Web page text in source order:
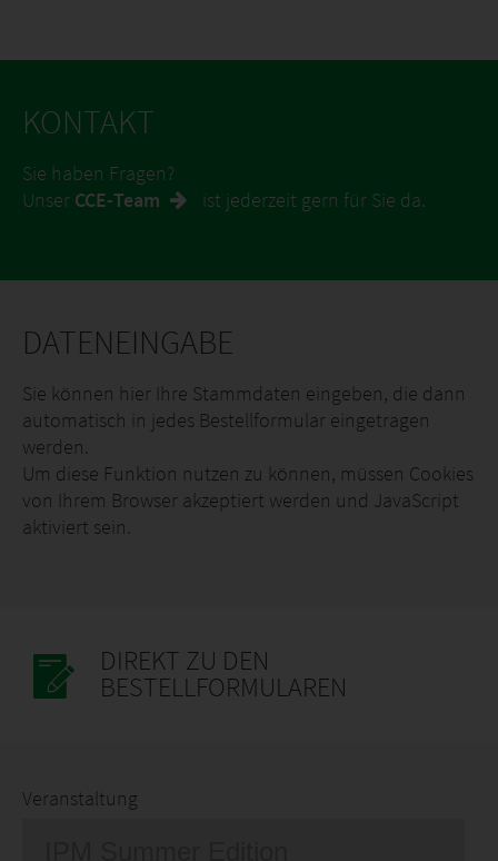
KONTAKT
Sie haben Fragen?
Unser CCE-Team ist jederzeit gern für Sie da.
DATENEINGABE
Sie können hier Ihre Stammdaten eingeben, die dann
automatisch in jedes Bestellformular eingetragen
werden.
Um diese Funktion nutzen zu können, müssen Cookies
von Ihrem Browser akzeptiert werden und JavaScript
aktiviert sein.
DIREKT ZU DEN
BESTELLFORMULAREN
Veranstaltung